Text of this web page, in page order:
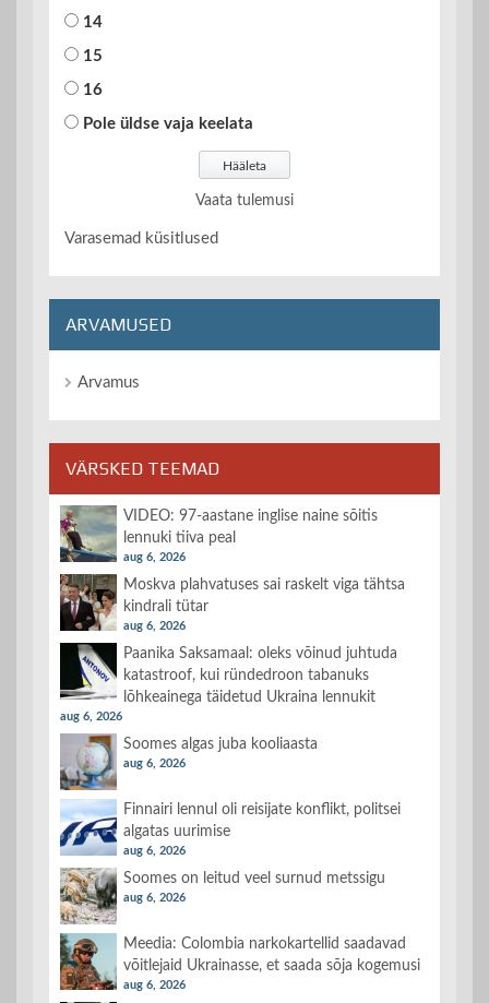
14
15
16
Pole üldse vaja keelata
Vaata tulemusi
Varasemad küsitlused
ARVAMUSED
Arvamus
VÄRSKED TEEMAD
VIDEO: 97-aastane inglise naine sõitis
lennuki tiiva peal
aug 6, 2026
Moskva plahvatuses sai raskelt viga tähtsa
kindrali tütar
aug 6, 2026
Paanika Saksamaal: oleks võinud juhtuda
katastroof, kui ründedroon tabanuks
lõhkeainega täidetud Ukraina lennukit
aug 6, 2026
Soomes algas juba kooliaasta
aug 6, 2026
Finnairi lennul oli reisijate konflikt, politsei
algatas uurimise
aug 6, 2026
Soomes on leitud veel surnud metssigu
aug 6, 2026
Meedia: Colombia narkokartellid saadavad
võitlejaid Ukrainasse, et saada sõja kogemusi
aug 6, 2026